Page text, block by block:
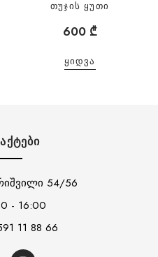
თუჯის ყუთი
600 ₾
ᲧᲘᲓᲕᲐ
54/56
- 16:00
11 88 66